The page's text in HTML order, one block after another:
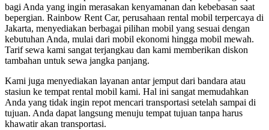
bagi Anda yang ingin merasakan kenyamanan dan kebebasan saat
bepergian. Rainbow Rent Car, perusahaan rental mobil terpercaya di
Jakarta, menyediakan berbagai pilihan mobil yang sesuai dengan
kebutuhan Anda, mulai dari mobil ekonomi hingga mobil mewah.
Tarif sewa kami sangat terjangkau dan kami memberikan diskon
tambahan untuk sewa jangka panjang.
Kami juga menyediakan layanan antar jemput dari bandara atau
stasiun ke tempat rental mobil kami. Hal ini sangat memudahkan
Anda yang tidak ingin repot mencari transportasi setelah sampai di
tujuan. Anda dapat langsung menuju tempat tujuan tanpa harus
khawatir akan transportasi.